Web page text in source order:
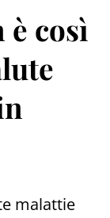
così
malattie